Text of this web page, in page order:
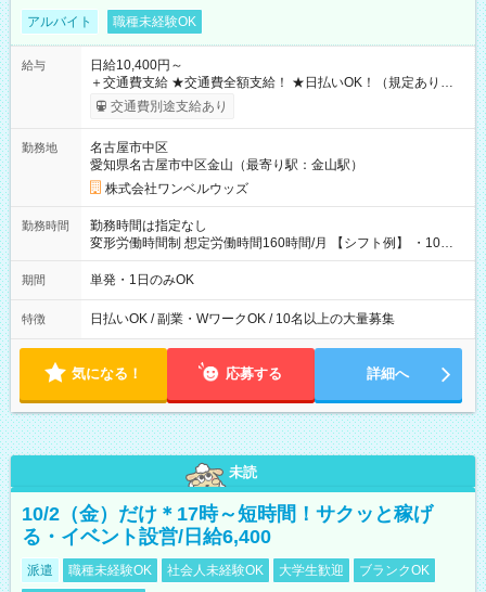
アルバイト 職種未経験OK
給与
日給10,400円～
＋交通費支給 ★交通費全額支給！ ★日払いOK！（規定あり） ┗
働いたその日に現金GET♪ お仕事後はコンビニATMから 日払
交通費別途支給あり
勤務地
名古屋市中区
愛知県名古屋市中区金山（最寄り駅：金山駅）
株式会社ワンベルウッズ
勤務時間
勤務時間は指定なし
変形労働時間制 想定労働時間160時間/月 【シフト例】 ・10：
00～20：00
期間 単発・1日のみOK
特徴 日払いOK / 副業・WワークOK / 10名以上の大量募集
気になる！ 応募する 詳細へ
未読
10/2（金）だけ＊17時～短時間！サクッと稼げ
る・イベント設営/日給6,400
派遣 職種未経験OK 社会人未経験OK 大学生歓迎
ブランクOK